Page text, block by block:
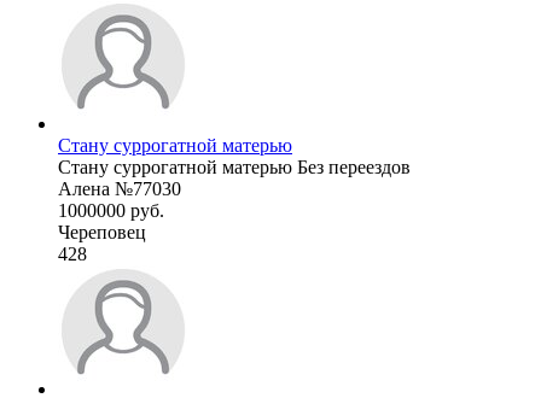
Стану суррогатной матерью
Стану суррогатной матерью Без переездов
Алена №77030
1000000 руб.
Череповец
428